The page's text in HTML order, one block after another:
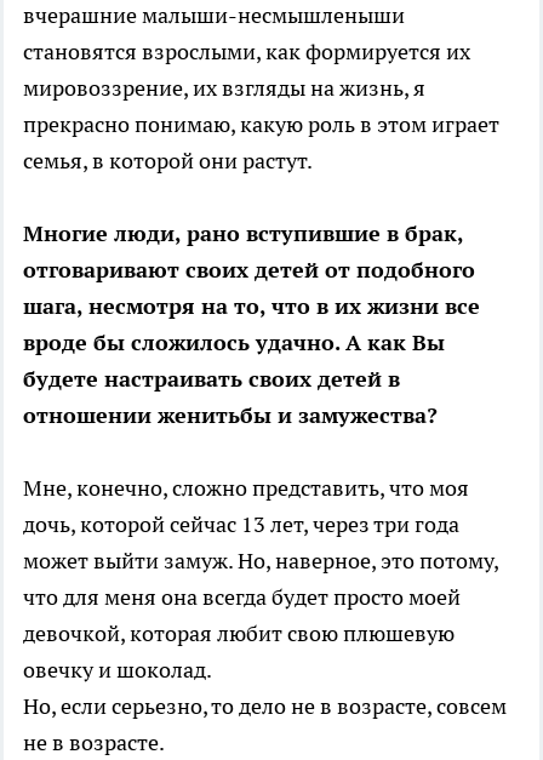
вчерашние малыши-несмышленыши
становятся взрослыми, как формируется их
мировоззрение, их взгляды на жизнь, я
прекрасно понимаю, какую роль в этом играет
семья, в которой они растут.
Многие люди, рано вступившие в брак,
отговаривают своих детей от подобного
шага, несмотря на то, что в их жизни все
вроде бы сложилось удачно. А как Вы
будете настраивать своих детей в
отношении женитьбы и замужества?
Мне, конечно, сложно представить, что моя
дочь, которой сейчас 13 лет, через три года
может выйти замуж. Но, наверное, это потому,
что для меня она всегда будет просто моей
девочкой, которая любит свою плюшевую
овечку и шоколад.
Но, если серьезно, то дело не в возрасте, совсем
не в возрасте.